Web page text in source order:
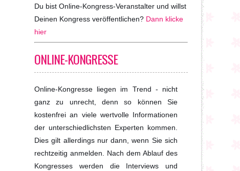
Du bist Online-Kongress-Veranstalter und willst
Deinen Kongress veröffentlichen? Dann klicke
hier
ONLINE-KONGRESSE
Online-Kongresse liegen im Trend - nicht
ganz zu unrecht, denn so können Sie
kostenfrei an viele wertvolle Informationen
der unterschiedlichsten Experten kommen.
Dies gilt allerdings nur dann, wenn Sie sich
rechtzeitig anmelden. Nach dem Ablauf des
Kongresses werden die Interviews und